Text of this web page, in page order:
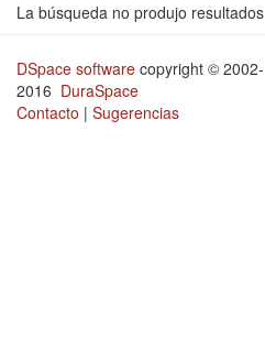
La búsqueda no produjo resultados
DSpace software copyright © 2002-
2016 DuraSpace
Contacto | Sugerencias